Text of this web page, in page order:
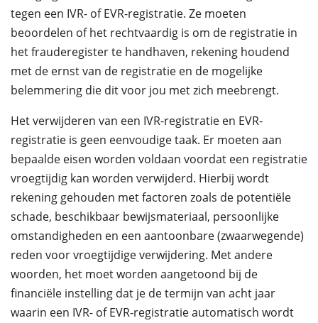
tegen een IVR- of EVR-registratie. Ze moeten
beoordelen of het rechtvaardig is om de registratie in
het frauderegister te handhaven, rekening houdend
met de ernst van de registratie en de mogelijke
belemmering die dit voor jou met zich meebrengt.
Het verwijderen van een IVR-registratie en EVR-
registratie is geen eenvoudige taak. Er moeten aan
bepaalde eisen worden voldaan voordat een registratie
vroegtijdig kan worden verwijderd. Hierbij wordt
rekening gehouden met factoren zoals de potentiële
schade, beschikbaar bewijsmateriaal, persoonlijke
omstandigheden en een aantoonbare (zwaarwegende)
reden voor vroegtijdige verwijdering. Met andere
woorden, het moet worden aangetoond bij de
financiële instelling dat je de termijn van acht jaar
waarin een IVR- of EVR-registratie automatisch wordt